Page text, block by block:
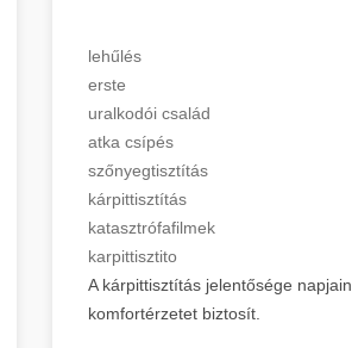
lehűlés
erste
uralkodói család
atka csípés
szőnyegtisztítás
kárpittisztítás
katasztrófafilmek
karpittisztito
A kárpittisztítás jelentősége
komfortérzetet biztosít.